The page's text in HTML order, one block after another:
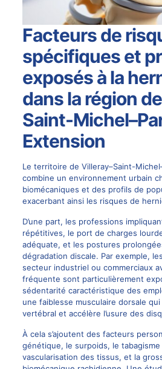
Facteurs de
spécifiques et
exposés à la
dans la région
Saint-
Extension
Le territoire de Villeray–Saint-
combine un environnement urbain
biomécaniques et des profils de
exacerbant ainsi les risques de
D’une part, les professions
répétitives, le port de charges
adéquate, et les postures
dégradation discale. Par exemple,
secteur industriel ou commerciaux
fréquente sont particulièrement
sédentarité caractéristique des
une faiblesse musculaire dorsale
vertébral et accélère l’usure des
À cela s’ajoutent des facteurs
génétique, le surpoids, le
vascularisation des tissus, et la